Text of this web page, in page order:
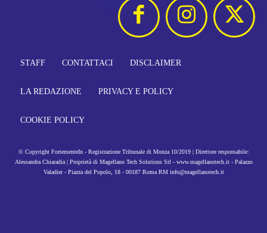
STAFF CONTATTACI DISCLAIMER
LA REDAZIONE PRIVACY E POLICY
COOKIE POLICY
© Copyright FortementeIn - Registrazione Tribunale di Monza 10/2019 | Direttore responsabile:
Alessandra Chiaradia | Proprietà di Magellano Tech Solutions Srl - www.magellanotech.it - Palazzo
Valadier - Piazza del Popolo, 18 - 00187 Roma RM info@magellanotech.it